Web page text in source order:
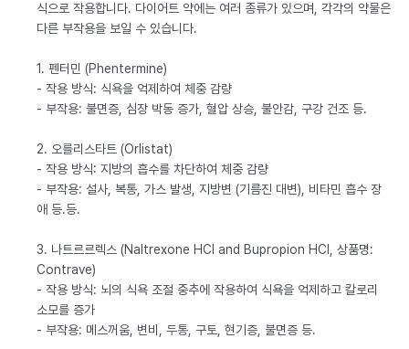
식으로 작용합니다. 다이어트 약에는 여러 종류가 있으며, 각각의 약물은
다른 부작용을 보일 수 있습니다.
1. 펜터민 (Phentermine)
- 작용 방식: 식욕을 억제하여 체중 감량
- 부작용: 불면증, 심장 박동 증가, 혈압 상승, 불안감, 구강 건조 등.
2. 오를리스타트 (Orlistat)
- 작용 방식: 지방의 흡수를 차단하여 체중 감량
- 부작용: 설사, 복통, 가스 발생, 지방변 (기름진 대변), 비타민 흡수 장
애 등.등.
3. 나트르르렉스 (Naltrexone HCl and Bupropion HCl, 상품명:
Contrave)
- 작용 방식: 뇌의 식욕 조절 중추에 작용하여 식욕을 억제하고 칼로리
소모를 증가
- 부작용: 메스꺼움, 변비, 두통, 구토, 현기증, 불면증 등.